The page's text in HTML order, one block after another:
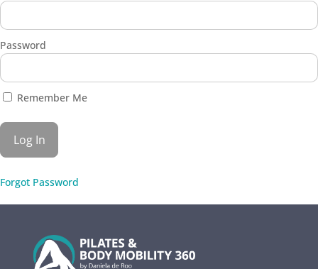
Password
Remember Me
Forgot Password